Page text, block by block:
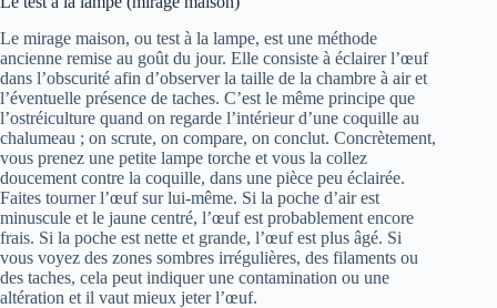
Le mirage maison, ou test à la lampe, est une méthode
ancienne remise au goût du jour. Elle consiste à éclairer l’œuf
dans l’obscurité afin d’observer la taille de la chambre à air et
l’éventuelle présence de taches. C’est le même principe que
l’ostréiculture quand on regarde l’intérieur d’une coquille au
chalumeau ; on scrute, on compare, on conclut. Concrètement,
vous prenez une petite lampe torche et vous la collez
doucement contre la coquille, dans une pièce peu éclairée.
Faites tourner l’œuf sur lui‑même. Si la poche d’air est
minuscule et le jaune centré, l’œuf est probablement encore
frais. Si la poche est nette et grande, l’œuf est plus âgé. Si
vous voyez des zones sombres irrégulières, des filaments ou
des taches, cela peut indiquer une contamination ou une
altération et il vaut mieux jeter l’œuf.